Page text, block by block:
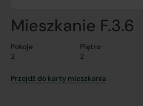
Mieszkanie F.3.6
Pokoje
2
Piętro
2
Przejdź do karty mieszkania